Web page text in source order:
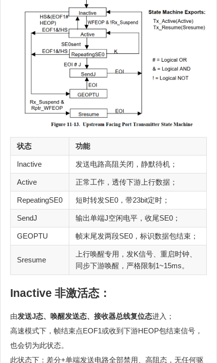
状态 功能
Inactive 发送电路高阻关闭，静默待机；
Active 正常工作，透传下游上行数据；
RepeatingSE0 短时转发SE0，带23bit定时；
SendJ 输出单端J空闲电平，收尾SE0；
GEOPTU 帧末尾发两段SE0，标识数据包结束；
Sresume
上行唤醒专用，发K信号、重启时钟、
同步下游唤醒，严格限制1~15ms。
Inactive 非激活态：
由发送J态、唤醒发送态、接收器总线复位态进入；
高速模式下，帧结束点EOF1或收到下游HEOP包结束信号，
也会切为此状态。
此状态下：差分+单端发送电路全部禁用、高阻态，无任何驱